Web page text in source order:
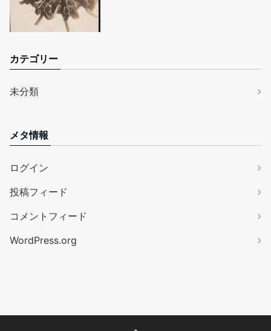
カテゴリー
未分類
メタ情報
ログイン
投稿フィード
コメントフィード
WordPress.org